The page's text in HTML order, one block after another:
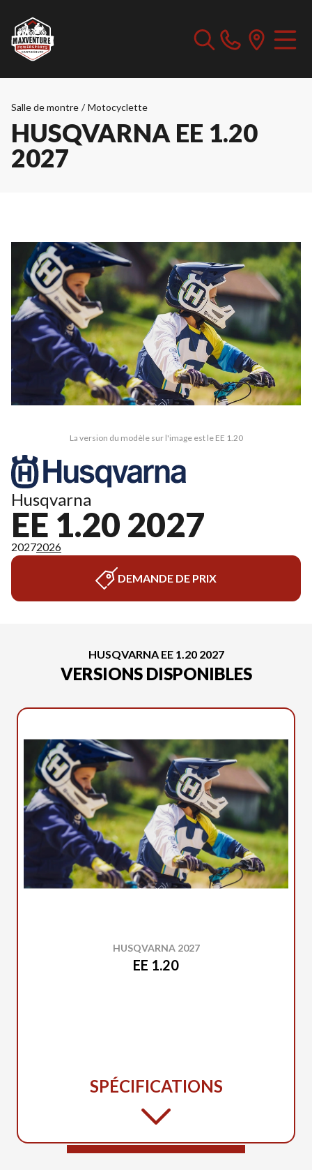
Salle de montre / Motocyclette
HUSQVARNA EE 1.20
2027
La version du modèle sur l'image est le EE 1.20
Husqvarna
EE 1.20 2027
20272026
DEMANDE DE PRIX
HUSQVARNA EE 1.20 2027
VERSIONS DISPONIBLES
HUSQVARNA 2027
EE 1.20
SPÉCIFICATIONS